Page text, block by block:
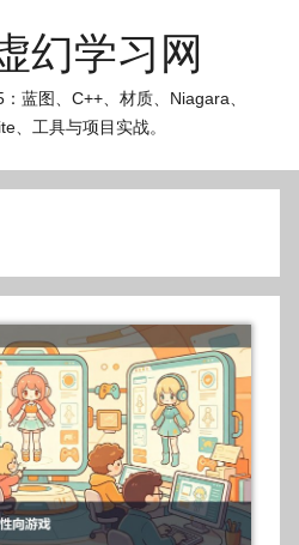
幻学习网
蓝图、C++、材质、Niagara、
、工具与项目实战。